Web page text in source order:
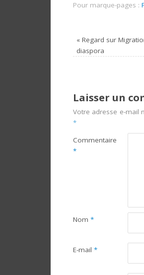
Pour marque-pages :
« Regard sur
diaspora
Laisser un
Votre adresse e-mail
*
Commentaire
*
Nom *
E-mail *